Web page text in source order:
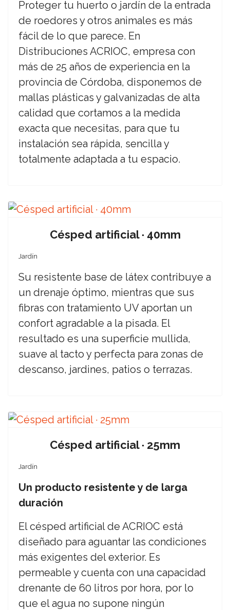
Proteger tu huerto o jardín de la entrada
de roedores y otros animales es más
fácil de lo que parece. En
Distribuciones ACRIOC, empresa con
más de 25 años de experiencia en la
provincia de Córdoba, disponemos de
mallas plásticas y galvanizadas de alta
calidad que cortamos a la medida
exacta que necesitas, para que tu
instalación sea rápida, sencilla y
totalmente adaptada a tu espacio.
Césped artificial · 40mm
Jardín
Su resistente base de látex contribuye a
un drenaje óptimo, mientras que sus
fibras con tratamiento UV aportan un
confort agradable a la pisada. El
resultado es una superficie mullida,
suave al tacto y perfecta para zonas de
descanso, jardines, patios o terrazas.
Césped artificial · 25mm
Jardín
Un producto resistente y de larga
duración
El césped artificial de ACRIOC está
diseñado para aguantar las condiciones
más exigentes del exterior. Es
permeable y cuenta con una capacidad
drenante de 60 litros por hora, por lo
que el agua no supone ningún